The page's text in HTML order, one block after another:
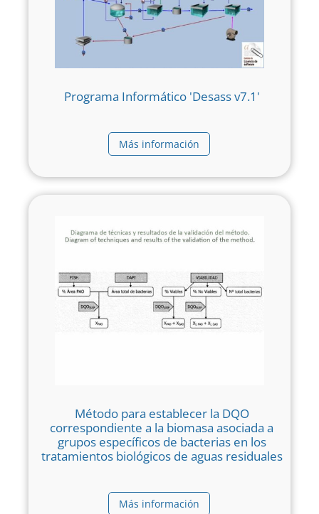
Programa Informático 'Desass v7.1'
Más información
Método para establecer la DQO
correspondiente a la biomasa asociada a
grupos específicos de bacterias en los
tratamientos biológicos de aguas residuales
Más información